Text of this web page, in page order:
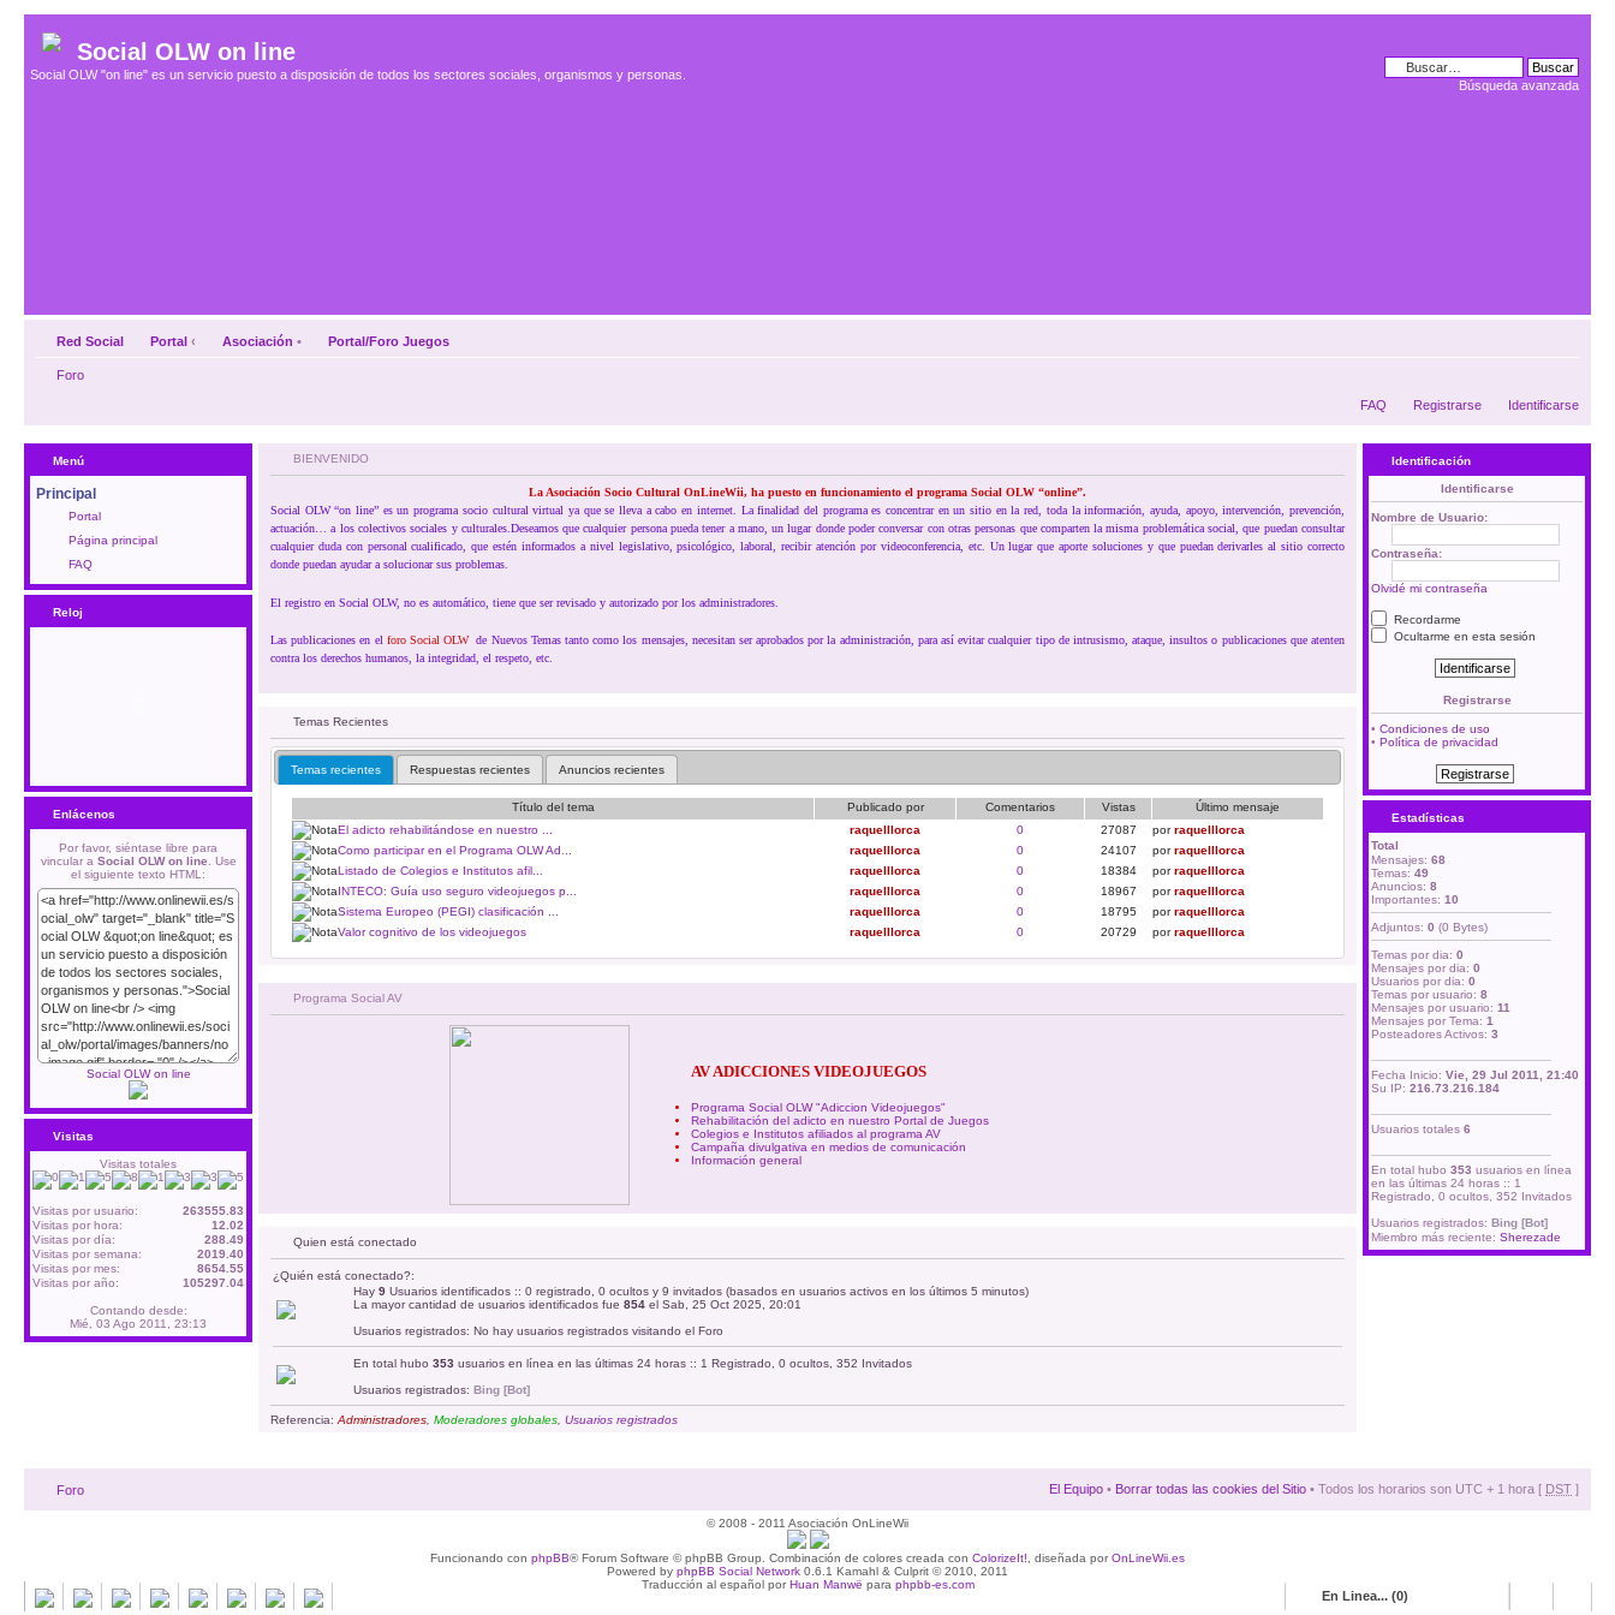
Social OLW on line
Social OLW "on line" es un servicio puesto a disposición de todos los sectores sociales, organismos y personas.
Búsqueda avanzada
Red Social Portal ‹ Asociación • Portal/Foro Juegos
Foro
FAQ Registrarse Identificarse
Menú
Principal
Portal
Página principal
FAQ
Reloj
Enlácenos
Por favor, siéntase libre para
vincular a Social OLW on line . Use
el siguiente texto HTML:
Social OLW on line
Visitas
Visitas totales
Visitas por usuario:
263555.83
Visitas por hora:
12.02
Visitas por día:
288.49
Visitas por semana:
2019.40
Visitas por mes:
8654.55
Visitas por año:
105297.04
Contando desde:
Mié, 03 Ago 2011, 23:13
BIENVENIDO
La Asociación Socio Cultural OnLineWii, ha puesto en funcionamiento el programa Social OLW “online”.
Social OLW “on line” es un programa socio cultural virtual ya que se lleva a cabo en internet. La finalidad del programa es concentrar en un sitio en la red, toda la información, ayuda, apoyo, intervención, prevención,
actuación… a los colectivos sociales y culturales.Deseamos que cualquier persona pueda tener a mano, un lugar donde poder conversar con otras personas que comparten la misma problemática social, que puedan consultar
cualquier duda con personal cualificado, que estén informados a nivel legislativo, psicológico, laboral, recibir atención por videoconferencia, etc. Un lugar que aporte soluciones y que puedan derivarles al sitio correcto
donde puedan ayudar a solucionar sus problemas.
El registro en Social OLW, no es automático, tiene que ser revisado y autorizado por los administradores.
Las publicaciones en el foro Social OLW de Nuevos Temas tanto como los mensajes, necesitan ser aprobados por la administración, para así evitar cualquier tipo de intrusismo, ataque, insultos o publicaciones que atenten
contra los derechos humanos, la integridad, el respeto, etc.
Temas Recientes
Temas recientes Respuestas recientes Anuncios recientes
Título del tema Publicado por Comentarios Vistas
Último mensaje
El adicto rehabilitándose en nuestro ...
raquelllorca 0 27087 porraquelllorca
Como participar en el Programa OLW Ad...
raquelllorca 0 24107 porraquelllorca
Listado de Colegios e Institutos afil...
raquelllorca 0 18384 porraquelllorca
INTECO: Guía uso seguro videojuegos p...
raquelllorca 0 18967 porraquelllorca
Sistema Europeo (PEGI) clasificación ...
raquelllorca 0 18795 porraquelllorca
Valor cognitivo de los videojuegos
raquelllorca 0 20729 porraquelllorca
Programa Social AV
AV ADICCIONES VIDEOJUEGOS
Programa Social OLW "Adiccion Videojuegos"
Rehabilitación del adicto en nuestro Portal de Juegos
Colegios e Institutos afiliados al programa AV
Campaña divulgativa en medios de comunicación
Información general
Quien está conectado
¿Quién está conectado?:
Hay 9 Usuarios identificados :: 0 registrado, 0 ocultos y 9 invitados (basados en usuarios activos en los últimos 5 minutos)
La mayor cantidad de usuarios identificados fue 854 el Sab, 25 Oct 2025, 20:01
Usuarios registrados: No hay usuarios registrados visitando el Foro
En total hubo 353 usuarios en línea en las últimas 24 horas :: 1 Registrado, 0 ocultos, 352 Invitados
Usuarios registrados: Bing [Bot]
Referencia: Administradores Moderadores globales Usuarios registrados
Identificación
Identificarse
Nombre de Usuario:
Contraseña:
Olvidé mi contraseña
Recordarme
Ocultarme en esta sesión
Registrarse
• Condiciones de uso
• Política de privacidad
Estadísticas
Total
Mensajes: 68
Temas: 49
Anuncios: 8
Importantes: 10
Adjuntos: 0 (0 Bytes)
Temas por dia: 0
Mensajes por dia: 0
Usuarios por dia: 0
Temas por usuario: 8
Mensajes por usuario: 11
Mensajes por Tema: 1
Posteadores Activos: 3
Fecha Inicio: Vie, 29 Jul 2011, 21:40
Su IP: 216.73.216.184
Usuarios totales 6
En total hubo 353 usuarios en línea
en las últimas 24 horas :: 1
Registrado, 0 ocultos, 352 Invitados
Usuarios registrados: Bing [Bot]
Miembro más reciente: Sherezade
Foro El Equipo • Borrar todas las cookies del Sitio • Todos los horarios son UTC + 1 hora [ DST ]
© 2008 - 2011 Asociación OnLineWii
Funcionando con phpBB® Forum Software © phpBB Group. Combinación de colores creada con ColorizeIt! , diseñada porOnLineWii.es
Powered by phpBB Social Network 0.6.1 Kamahl & Culprit © 2010, 2011
Traducción al español porHuan Manwë para phpbb-es.com
En Linea... (0)